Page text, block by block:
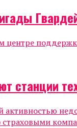
станции
страховыми